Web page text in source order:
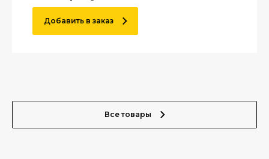
Добавить в заказ
Все товары